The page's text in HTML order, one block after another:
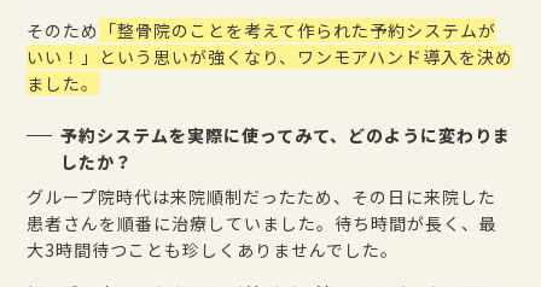
そのため 「整骨院のことを考えて作られた予約システムが
いい！」という思いが強くなり、ワンモアハンド導入を決め
ました。
予約システムを実際に使ってみて、どのように変わりま
したか？
グループ院時代は来院順制だったため、その日に来院した
患者さんを順番に治療していました。待ち時間が長く、最
大3時間待つことも珍しくありませんでした。